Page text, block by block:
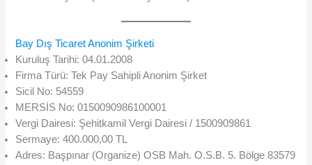
Bay Dış Ticaret Anonim Şirketi
Kuruluş Tarihi: 04.01.2008
Firma Türü: Tek Pay Sahipli Anonim Şirket
Sicil No: 54559
MERSİS No: 0150090986100001
Vergi Dairesi: Şehitkamil Vergi Dairesi / 1500909861
Sermaye: 400.000,00 TL
Adres: Başpınar (Organize) OSB Mah. O.S.B. 5. Bölge 83579